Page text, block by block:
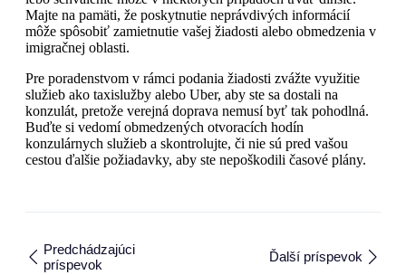
Majte na pamäti, že poskytnutie neprávdivých informácií
môže spôsobiť zamietnutie vašej žiadosti alebo obmedzenia v
imigračnej oblasti.
Pre poradenstvom v rámci podania žiadosti zvážte využitie
služieb ako taxislužby alebo Uber, aby ste sa dostali na
konzulát, pretože verejná doprava nemusí byť tak pohodlná.
Buďte si vedomí obmedzených otvoracích hodín
konzulárnych služieb a skontrolujte, či nie sú pred vašou
cestou ďalšie požiadavky, aby ste nepoškodili časové plány.
Predchádzajúci
príspevok
Ďalší príspevok